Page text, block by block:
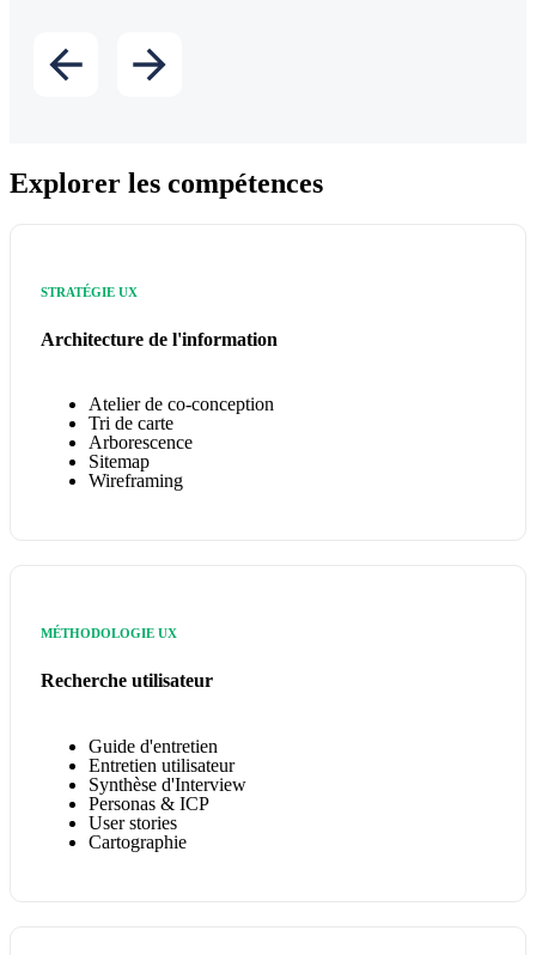
Explorer les compétences
STRATÉGIE UX
Architecture de l'information
Atelier de co-conception
Tri de carte
Arborescence
Sitemap
Wireframing
MÉTHODOLOGIE UX
Recherche utilisateur
Guide d'entretien
Entretien utilisateur
Synthèse d'Interview
Personas & ICP
User stories
Cartographie